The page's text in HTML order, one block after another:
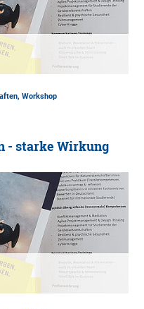
Workshop
- starke Wirkung